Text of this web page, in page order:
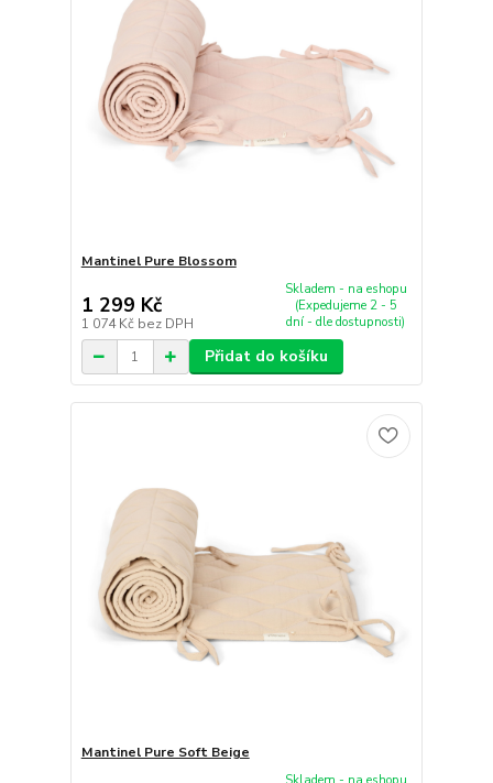
Mantinel Pure Blossom
1 299 Kč
1 074 Kč bez DPH
Skladem - na eshopu
(Expedujeme 2 - 5
dní - dle dostupnosti)
Přidat do košíku
Mantinel Pure Soft Beige